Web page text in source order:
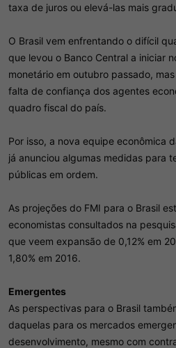
taxa de juros ou elevá-las mais
O Brasil vem enfrentando o difícil
que levou o Banco Central a iniciar
monetário em outubro passado,
falta de confiança dos agentes
quadro fiscal do país.
Por isso, a nova equipe econômica
já anunciou algumas medidas para
públicas em ordem.
As projeções do FMI para o Brasil
economistas consultados na
que veem expansão de 0,12% em
1,80% em 2016.
Emergentes
As perspectivas para o Brasil
daquelas para os mercados
desenvolvimento, mesmo com